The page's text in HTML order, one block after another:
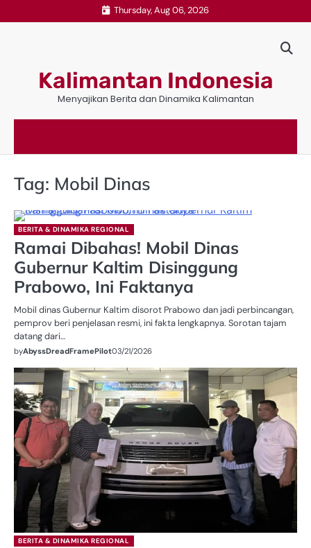
to
Thursday, Aug 06, 2026
Kalimantan Indonesia
Menyajikan Berita dan Dinamika Kalimantan
Tag: Mobil Dinas
BERITA & DINAMIKA REGIONAL
Ramai Dibahas! Mobil Dinas
Gubernur Kaltim Disinggung
Prabowo, Ini Faktanya
Mobil dinas Gubernur Kaltim disorot Prabowo dan jadi perbincangan,
pemprov beri penjelasan resmi, ini fakta lengkapnya. Sorotan tajam
datang dari…
byAbyssDreadFramePilot03/21/2026
BERITA & DINAMIKA REGIONAL